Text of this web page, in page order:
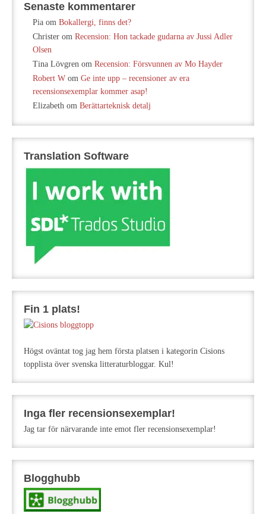
Senaste kommentarer
Pia om Bokallergi, finns det?
Christer om Recension: Hon tackade gudarna av Jussi Adler
Olsen
Tina Lövgren om Recension: Försvunnen av Mo Hayder
Robert W om Ge inte upp – recensioner av era
recensionsexemplar kommer asap!
Elizabeth om Berättarteknisk detalj
Translation Software
Fin 1 plats!
Högst oväntat tog jag hem första platsen i kategorin Cisions
topplista över svenska litteraturbloggar. Kul!
Inga fler recensionsexemplar!
Jag tar för närvarande inte emot fler recensionsexemplar!
Blogghubb